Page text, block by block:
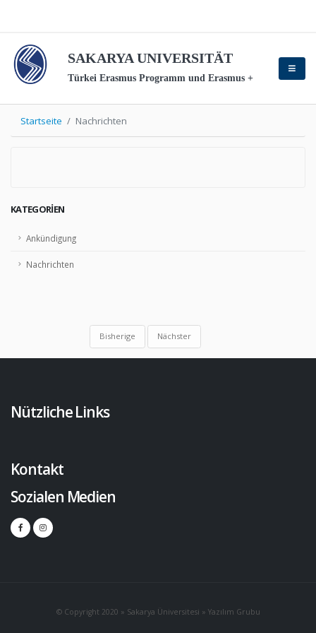
SAKARYA UNIVERSITÄT
Türkei Erasmus Programm und Erasmus +
Startseite Nachrichten
KATEGORIEN
Ankündigung
Nachrichten
Bisherige Nächster
Nützliche Links
Kontakt
Sozialen Medien
© Copyright 2020 » Sakarya Üniversitesi » Yazılım Grubu